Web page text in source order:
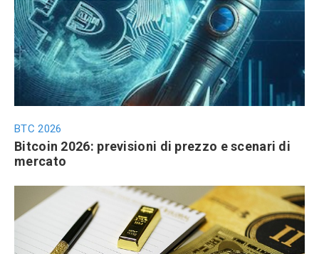
BTC 2026
Bitcoin 2026: previsioni di prezzo e scenari di
mercato